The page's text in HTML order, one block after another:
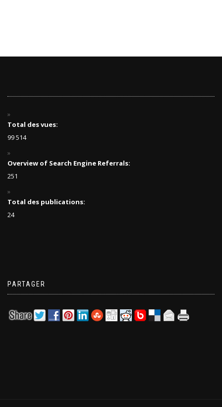
Total des vues:
99 514
Overview of Search Engine Referrals:
251
Total des publications:
24
PARTAGER